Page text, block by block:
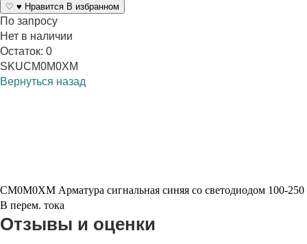
♡ ♥ Нравится В избранном
По запросу
Нет в наличии
Остаток: 0
SKUCM0M0XM
Вернуться назад
CM0M0XM Арматура сигнальная синяя со светодиодом 100-250
В перем. тока
Отзывы и оценки